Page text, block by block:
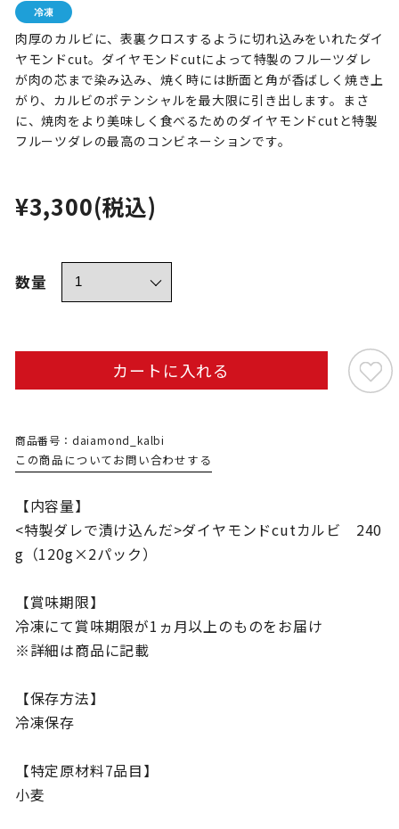
肉厚のカルビに、表裏クロスするように切れ込みをいれたダイ
ヤモンドcut。ダイヤモンドcutによって特製のフルーツダレ
が肉の芯まで染み込み、焼く時には断面と角が香ばしく焼き上
がり、カルビのポテンシャルを最大限に引き出します。まさ
に、焼肉をより美味しく食べるためのダイヤモンドcutと特製
フルーツダレの最高のコンビネーションです。
¥3,300(税込)
数量
カートに入れる
商品番号：daiamond_kalbi
この商品についてお問い合わせする
【内容量】
<特製ダレで漬け込んだ>ダイヤモンドcutカルビ 240
g（120g×2パック）
【賞味期限】
冷凍にて賞味期限が1ヵ月以上のものをお届け
※詳細は商品に記載
【保存方法】
冷凍保存
【特定原材料7品目】
小麦